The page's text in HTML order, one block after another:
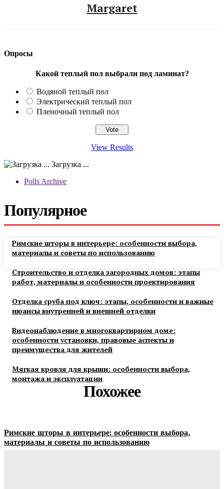
Margaret
Опросы
Какой теплый пол выбрали под ламинат?
Водяной теплый пол
Электрический теплый пол
Пленочный теплый пол
View Results
Загрузка ...
Polls Archive
Популярное
Римские шторы в интерьере: особенности выбора,
материалы и советы по использованию
Строительство и отделка загородных домов: этапы
работ, материалы и особенности проектирования
Отделка сруба под ключ: этапы, особенности и важные
нюансы внутренней и внешней отделки
Видеонаблюдение в многоквартирном доме:
особенности установки, правовые аспекты и
преимущества для жителей
Мягкая кровля для крыши: особенности выбора,
монтажа и эксплуатации
Похожее
Римские шторы в интерьере: особенности выбора,
материалы и советы по использованию